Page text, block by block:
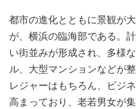
都市の進化とともに景観が
が、横浜の臨海部である。
い街並みが形成され、多様
ル、大型マンションなどが
レジャーはもちろん、ビジ
高まっており、老若男女が